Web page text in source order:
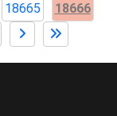
18665
18666